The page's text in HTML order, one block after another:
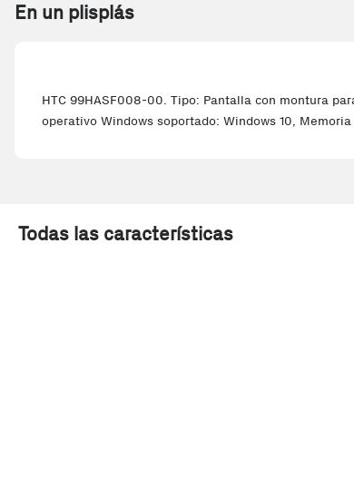
En un plisplás
HTC 99HASF008-00. Tipo: Pantalla con montura
operativo Windows soportado: Windows 10,
Todas las características